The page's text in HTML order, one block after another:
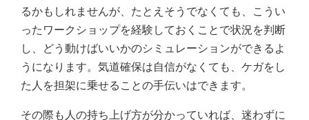
るかもしれませんが、たとえそうでなくても、こうい
ったワークショップを経験しておくことで状況を判断
し、どう動けばいいかのシミュレーションができるよ
うになります。気道確保は自信がなくても、ケガをし
た人を担架に乗せることの手伝いはできます。
その際も人の持ち上げ方が分かっていれば、迷わずに